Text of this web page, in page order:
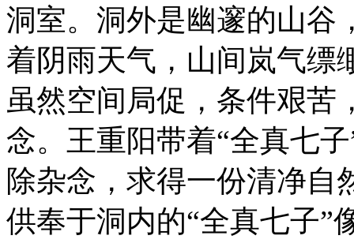
洞室。洞外是幽邃的山谷
着阴雨天气，山间岚气缥
虽然空间局促，条件艰苦
念。王重阳带着“全真七
除杂念，求得一份清净自
供奉于洞内的“全真七子”